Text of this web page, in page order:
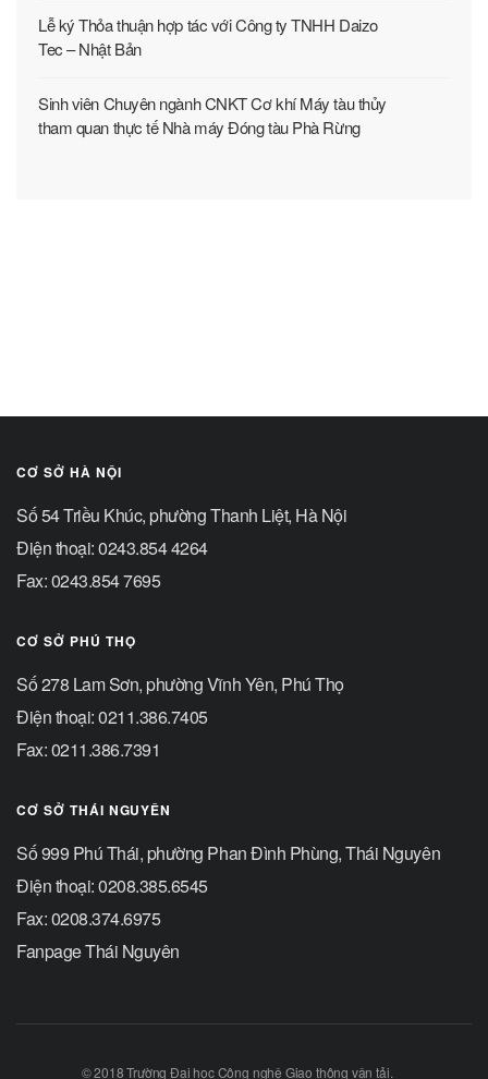
Lễ ký Thỏa thuận hợp tác với Công ty TNHH Daizo
Tec – Nhật Bản
Sinh viên Chuyên ngành CNKT Cơ khí Máy tàu thủy
tham quan thực tế Nhà máy Đóng tàu Phà Rừng
CƠ SỞ HÀ NỘI
Số 54 Triều Khúc, phường Thanh Liệt, Hà Nội
Điện thoại: 0243.854 4264
Fax: 0243.854 7695
CƠ SỞ PHÚ THỌ
Số 278 Lam Sơn, phường Vĩnh Yên, Phú Thọ
Điện thoại: 0211.386.7405
Fax: 0211.386.7391
CƠ SỞ THÁI NGUYÊN
Số 999 Phú Thái, phường Phan Đình Phùng, Thái Nguyên
Điện thoại: 0208.385.6545
Fax: 0208.374.6975
Fanpage Thái Nguyên
© 2018 Trường Đại học Công nghệ Giao thông vận tải.